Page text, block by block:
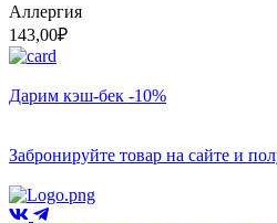
Аллергия
143,00₽
Дарим кэш-бек -10%
Забронируйте товар на сайте и